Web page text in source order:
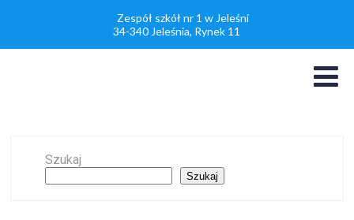
Zespół szkół nr 1 w Jeleśni
34-340 Jeleśnia, Rynek 11
Szukaj
Szukaj